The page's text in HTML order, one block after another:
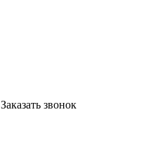
Заказать звонок